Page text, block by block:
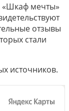
«Шкаф мечты»
отзывы
стали
источников.